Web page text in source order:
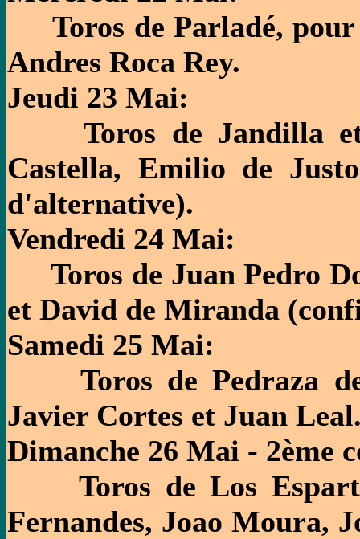
Toros de Parladé, pour
Andres Roca Rey.
Jeudi 23 Mai:
Toros de Jandilla et
Castella, Emilio de
d'alternative).
Vendredi 24 Mai:
Toros de Juan Pedro
et David de Miranda
Samedi 25 Mai:
Toros de Pedraza de
Javier Cortes et Juan
Dimanche 26 Mai - 2ème
Toros de Los
Fernandes, Joao Moura,